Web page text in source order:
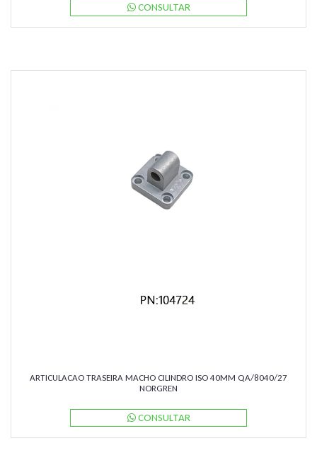
CONSULTAR
ARTICULACAO TRASEIRA MACHO CILINDRO ISO 40MM QA/8040/27
NORGREN
CONSULTAR